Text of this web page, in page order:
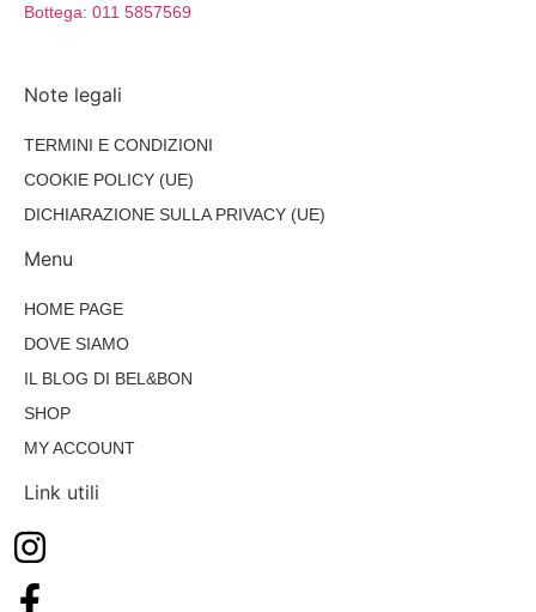
Bottega: 011 5857569
Note legali
TERMINI E CONDIZIONI
COOKIE POLICY (UE)
DICHIARAZIONE SULLA PRIVACY (UE)
Menu
HOME PAGE
DOVE SIAMO
IL BLOG DI BEL&BON
SHOP
MY ACCOUNT
Link utili